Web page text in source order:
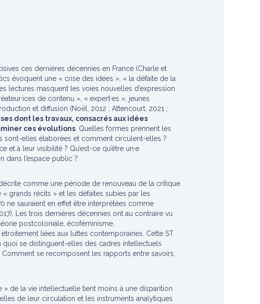
ces dernières décennies en France (Charle et
évoquent une « crise des idées », « la défaite de la
lectures masquent les voies nouvelles d’expression
de contenu », « expert·es », jeunes
et diffusion (Noël, 2012 ; Attencourt, 2021 ;
dont les travaux, consacrés aux idées
ces évolutions . Quelles formes prennent les
sont-elles élaborées et comment circulent-elles ?
à leur visibilité ? Qu’est-ce qu’être un·e
dans l’espace public ?
comme une période de renouveau de la critique
grands récits » et les défaites subies par les
ne sauraient en effet être interprétées comme
Les trois dernières décennies ont au contraire vu
postcoloniale, écoféminisme,
liées aux luttes contemporaines. Cette ST
se distinguent-elles des cadres intellectuels
se recomposent les rapports entre savoirs,
» de la vie intellectuelle tient moins à une disparition
de leur circulation et les instruments analytiques